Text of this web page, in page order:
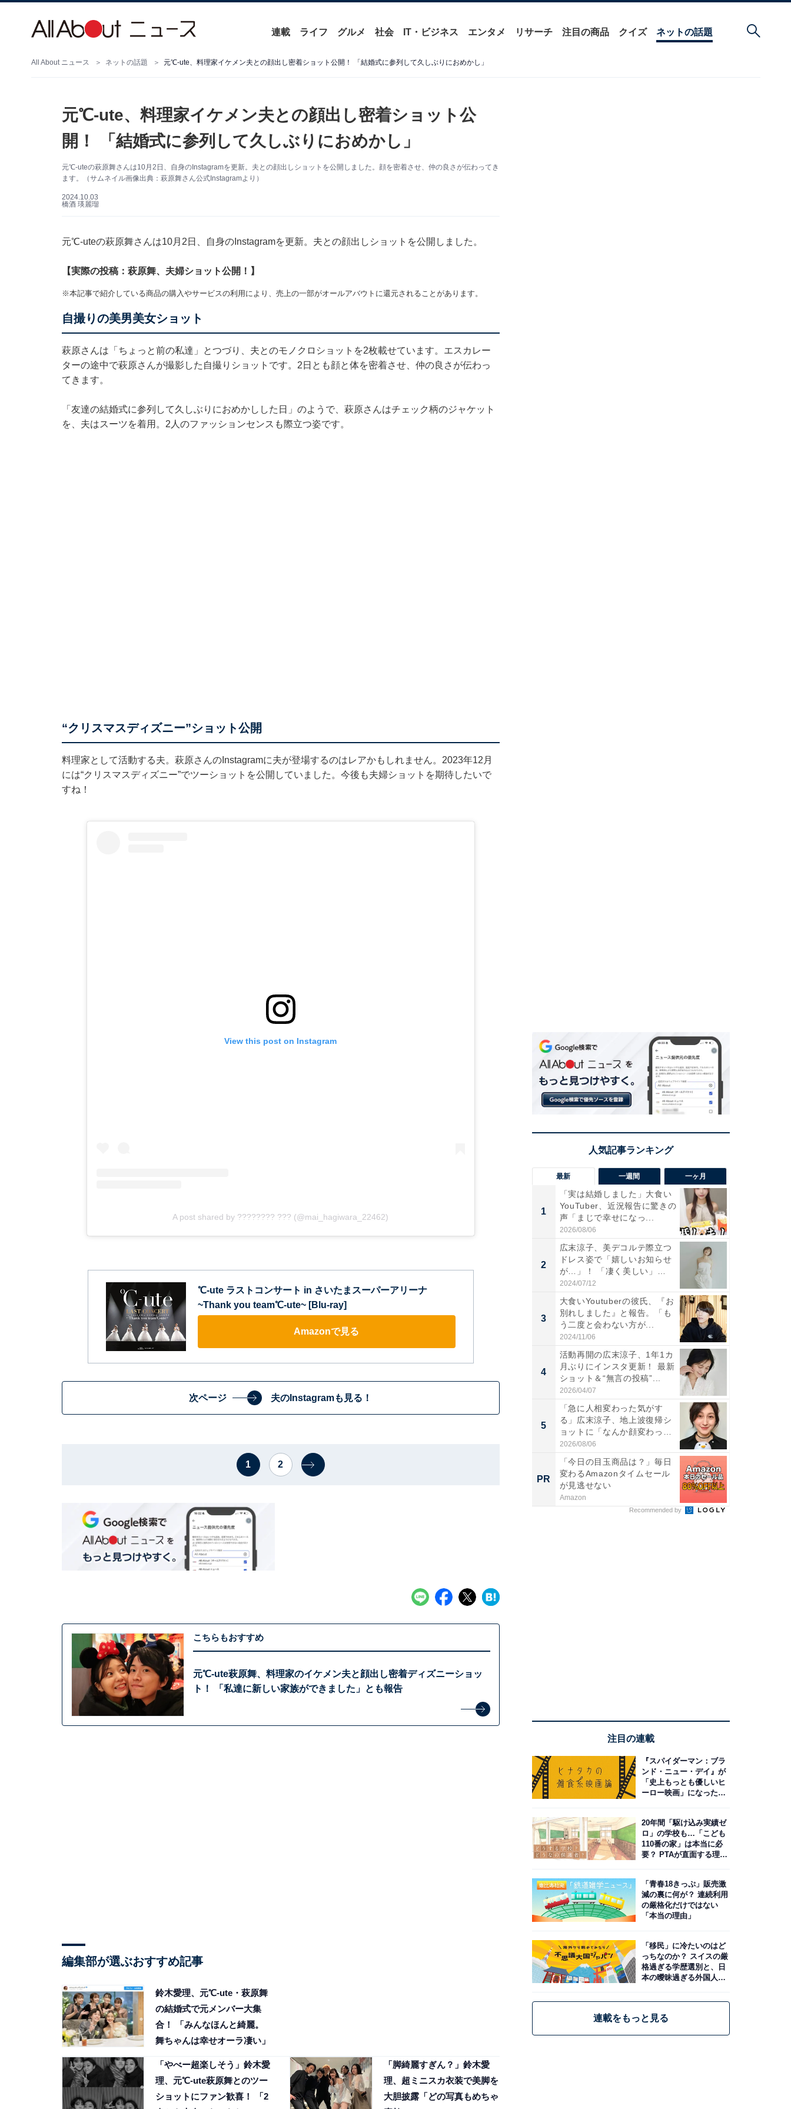
連載 ライフ グルメ 社会 IT・ビジネス エンタメ リサーチ 注目の商品 クイズ ネットの話題
All About ニュース ネットの話題 元℃-ute、料理家イケメン夫との顔出し密着ショット公開！ 「結婚式に参列して久しぶりにおめかし」
元℃-ute、料理家イケメン夫との顔出し密着ショット公
開！ 「結婚式に参列して久しぶりにおめかし」
元℃-uteの萩原舞さんは10月2日、自身のInstagramを更新。夫との顔出しショットを公開しました。顔を密着させ、仲の良さが伝わってき
ます。（サムネイル画像出典：萩原舞さん公式Instagramより）
2024.10.03
橋酒 瑛麗瑠
元℃-uteの萩原舞さんは10月2日、自身のInstagramを更新。夫との顔出しショットを公開しました。
【実際の投稿：萩原舞、夫婦ショット公開！】
※本記事で紹介している商品の購入やサービスの利用により、売上の一部がオールアバウトに還元されることがあります。
自撮りの美男美女ショット
萩原さんは「ちょっと前の私達」とつづり、夫とのモノクロショットを2枚載せています。エスカレー
ターの途中で萩原さんが撮影した自撮りショットです。2日とも顔と体を密着させ、仲の良さが伝わっ
てきます。
「友達の結婚式に参列して久しぶりにおめかしした日」のようで、萩原さんはチェック柄のジャケット
を、夫はスーツを着用。2人のファッションセンスも際立つ姿です。
“クリスマスディズニー”ショット公開
料理家として活動する夫。萩原さんのInstagramに夫が登場するのはレアかもしれません。2023年12月
には“クリスマスディズニー”でツーショットを公開していました。今後も夫婦ショットを期待したいで
すね！
View this post on Instagram
A post shared by ???????? ??? (@mai_hagiwara_22462)
℃-ute ラストコンサート in さいたまスーパーアリーナ
~Thank you team℃-ute~ [Blu-ray]
Amazonで見る
次ページ 夫のInstagramも見る！
1 2
こちらもおすすめ
元℃-ute萩原舞、料理家のイケメン夫と顔出し密着ディズニーショッ
ト！ 「私達に新しい家族ができました」とも報告
編集部が選ぶおすすめ記事
鈴木愛理、元℃-ute・萩原舞
の結婚式で元メンバー大集
合！ 「みんなほんと綺麗。
舞ちゃんは幸せオーラ凄い」
「やべー超楽しそう」鈴木愛
理、元℃-ute萩原舞とのツー
ショットにファン歓喜！ 「2
「脚綺麗すぎん？」鈴木愛
理、超ミニスカ衣装で美脚を
大胆披露「どの写真もめちゃ
最新 一週間 一ヶ月
1
「実は結婚しました」大食い
YouTuber、近況報告に驚きの
声「まじで幸せになっ...
2026/08/06
2
広末涼子、美デコルテ際立つ
ドレス姿で「嬉しいお知らせ
が…」！ 「凄く美しい」
「透...
2024/07/12
3
大食いYoutuberの彼氏、『お
別れしました』と報告。「も
う二度と会わない方が...
2024/11/06
4
活動再開の広末涼子、1年1カ
月ぶりにインスタ更新！ 最新
ショット＆“無言の投稿”...
2026/04/07
5
「急に人相変わった気がす
る」広末涼子、地上波復帰シ
ョットに「なんか顔変わっ
た」の...
2026/08/06
PR
「今日の目玉商品は？」毎日
変わるAmazonタイムセール
が見逃せない
Amazon
Recommended by
注目の連載
『スパイダーマン：ブラ
ンド・ニュー・デイ』が
「史上もっとも優しいヒ
ーロー映画」になった理
20年間「駆け込み実績ゼ
ロ」の学校も…「こども
110番の家」は本当に必
要？ PTAが直面する理想
「青春18きっぷ」販売激
減の裏に何が？ 連続利用
の厳格化だけではない
「本当の理由」
「移民」に冷たいのはど
っちなのか？ スイスの厳
格過ぎる学歴選別と、日
本の曖昧過ぎる外国人政
連載をもっと見る